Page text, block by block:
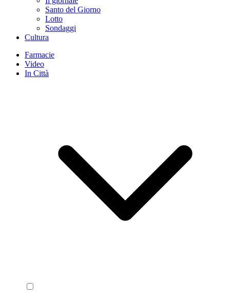
Santo del Giorno
Lotto
Sondaggi
Cultura
Farmacie
Video
In Città